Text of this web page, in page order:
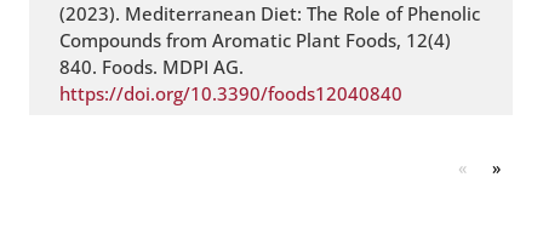
(2023). Mediterranean Diet: The Role of Phenolic
Compounds from Aromatic Plant Foods, 12(4)
840. Foods. MDPI AG.
https://doi.org/10.3390/foods12040840
« »